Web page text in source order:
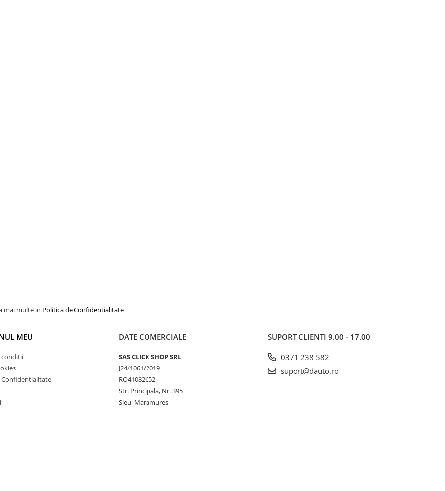
mai multe in Politica de Confidentialitate
MEU
conditii
Confidentialitate
DATE COMERCIALE
SAS CLICK SHOP SRL
J24/1061/2019
RO41082652
Str. Principala, Nr. 395
Sieu, Maramures
SUPORT CLIENTI 9.00 - 17.00
0371 238 582
suport@dauto.ro